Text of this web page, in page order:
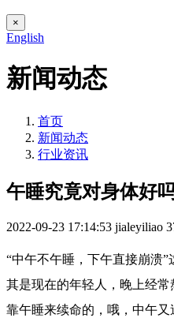
×
English
新闻动态
首页
新闻动态
行业资讯
午睡究竟对身体好
2022-09-23 17:14:53 jialeyiliao
“中午不午睡，下午直接崩溃
其是现在的年轻人，晚上经
靠午睡来续命的，哦，中午又